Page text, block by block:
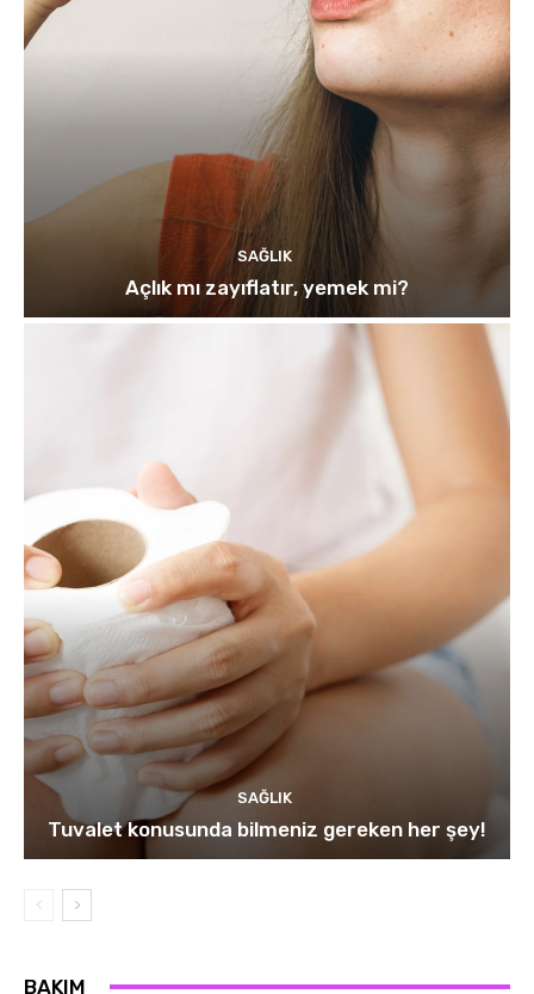
SAĞLIK
Açlık mı zayıflatır, yemek mi?
SAĞLIK
Tuvalet konusunda bilmeniz gereken her şey!
BAKIM